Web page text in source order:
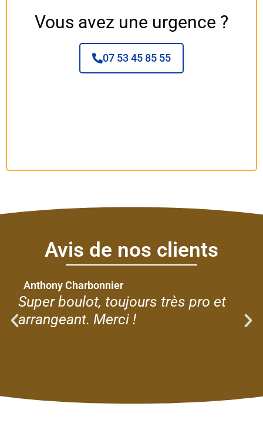
Vous avez une urgence ?
07 53 45 85 55
Avis de nos clients
Anthony Charbonnier
Super boulot, toujours très pro et
arrangeant. Merci !